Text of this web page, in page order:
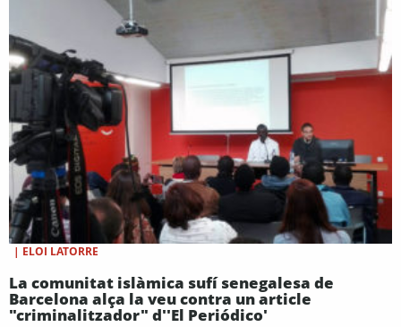
| ELOI LATORRE
La comunitat islàmica sufí senegalesa de
Barcelona alça la veu contra un article
"criminalitzador" d''El Periódico'